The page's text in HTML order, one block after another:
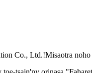
Co., Ltd.!Misaotra